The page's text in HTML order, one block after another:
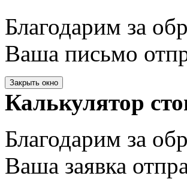
Благодарим за
Ваша письмо
Закрыть окно
Калькулятор
Благодарим за
Ваша заявка